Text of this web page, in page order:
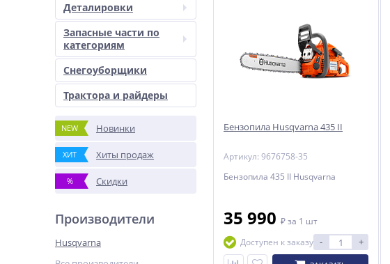
Деталировки
Запасные части по
категориям
Снегоуборщики
Трактора и райдеры
NEW Новинки
ХИТ Хиты продаж
% Скидки
Производители
Husqvarna
Бензопила Husqvarna 435 II
Артикул: 9676758-35
Бензопила 435 II Husqvarna
35 990 ₽за 1 шт
Доступен к заказу - +